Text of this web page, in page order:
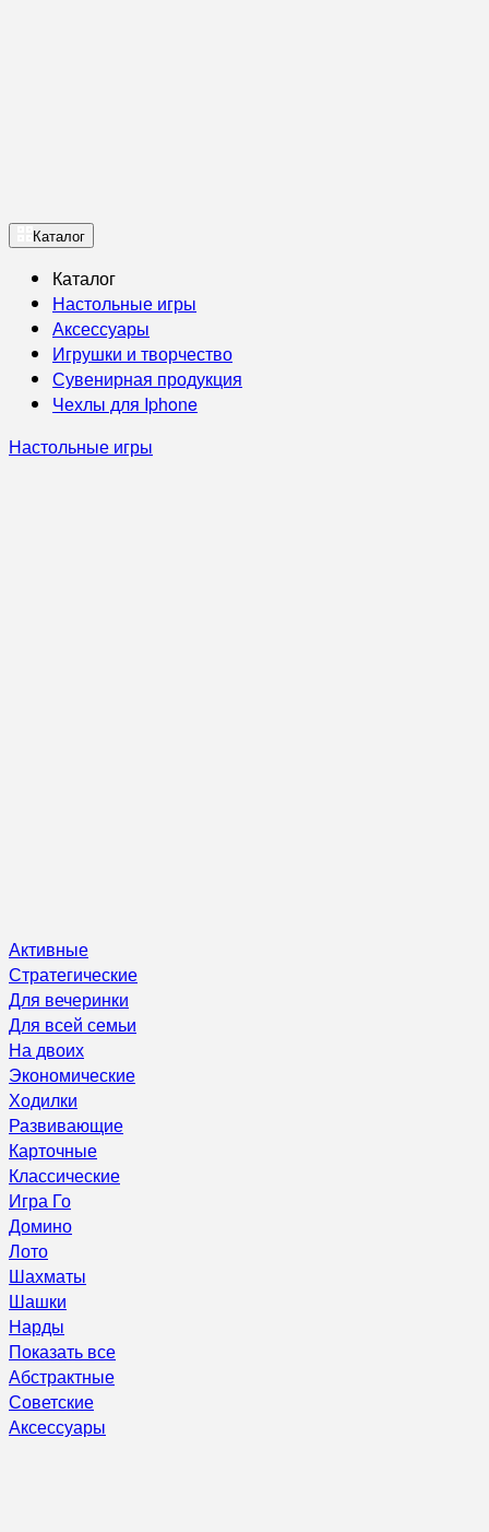
Каталог
Каталог
Настольные игры
Аксессуары
Игрушки и творчество
Сувенирная продукция
Чехлы для Iphone
Настольные игры
Активные
Стратегические
Для вечеринки
Для всей семьи
На двоих
Экономические
Ходилки
Развивающие
Карточные
Классические
Игра Го
Домино
Лото
Шахматы
Шашки
Нарды
Показать все
Абстрактные
Советские
Аксессуары